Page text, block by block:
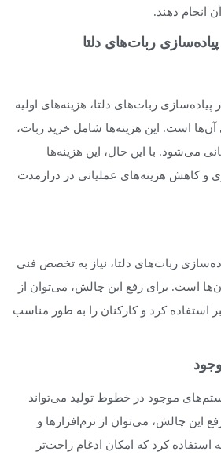
انجام دهند.
ربات‌های دلتا
ربات‌های دلتا، هزینه‌های اولیه
آن‌ها است. این هزینه‌ها شامل خرید ربات،
می‌شود. با این حال، این هزینه‌ها
و کاهش هزینه‌های عملیاتی در درازمدت
ربات‌های دلتا، نیاز به تخصص فنی
است. برای رفع این چالش، می‌توان از
استفاده کرد و کارکنان را به طور مناسب
موجود در خطوط تولید می‌تواند
این چالش، می‌توان از نرم‌افزارها و
کرد که امکان ادغام راحت‌تر